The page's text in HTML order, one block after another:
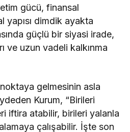
gücü, finansal
yapısı dimdik ayakta
güçlü bir siyasi irade,
ve uzun vadeli kalkınma
gelmesinin asla
Kurum, “Birileri
iftira atabilir, birileri yalanla
çalışabilir. İşte son